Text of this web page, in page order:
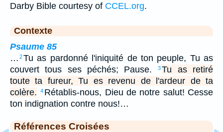
Darby Bible courtesy of CCEL.org.
Contexte
Psaume 85
… 2Tu as pardonné l'iniquité de ton peuple, Tu as
couvert tous ses péchés; Pause.
3 Tu as retiré
toute ta fureur, Tu es revenu de l'ardeur de ta
colère.
4 Rétablis-nous, Dieu de notre salut! Cesse
ton indignation contre nous!…
Références Croisées